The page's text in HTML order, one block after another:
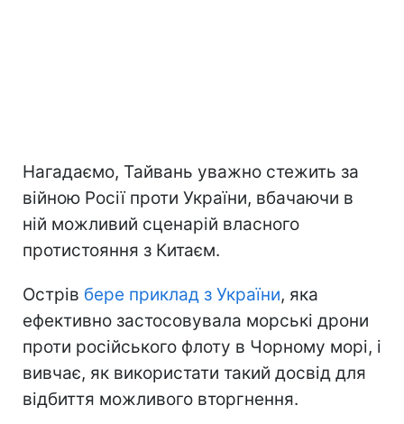
Нагадаємо, Тайвань уважно стежить за
війною Росії проти України, вбачаючи в
ній можливий сценарій власного
протистояння з Китаєм.
Острів бере приклад з України, яка
ефективно застосовувала морські дрони
проти російського флоту в Чорному морі, і
вивчає, як використати такий досвід для
відбиття можливого вторгнення.